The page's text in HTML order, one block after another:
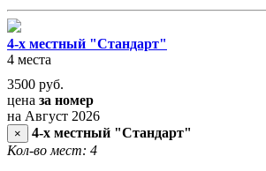
4-х местный "Стандарт"
4 места
3500 руб.
цена за номер
на Август 2026
×
4-х местный "Стандарт"
Кол-во мест: 4